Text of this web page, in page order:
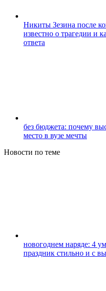
Никиты Зезина после
известно о трагедии и
ответа
без бюджета: почему
место в вузе мечты
Новости по теме
новогоднем наряде: 4
праздник стильно и с